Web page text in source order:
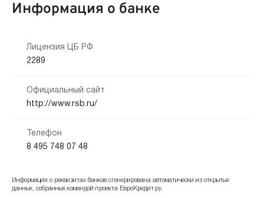
Информация о банке
Лицензия ЦБ РФ
2289
Официальный сайт
http://www.rsb.ru/
Телефон
8 495 748 07 48
Информация о реквизитах банков сгенерирована автоматически из открытых
данных, собранных командой проекта ЕвроКредит.ру.